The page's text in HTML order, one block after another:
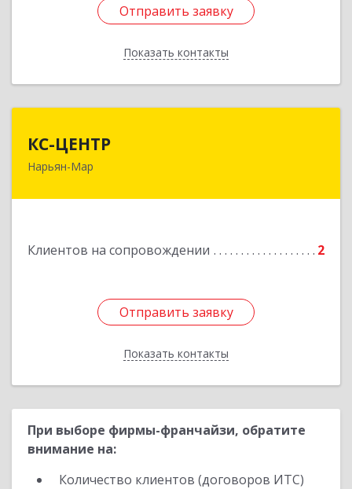
Отправить заявку
Показать контакты
Отправить заявку
Назад
КС-ЦЕНТР
Нарьян-Мар
Клиентов на сопровождении 2
Отправить заявку
Показать контакты
Отправить заявку
Назад
При выборе фирмы-франчайзи, обратите
внимание на:
Количество клиентов (договоров ИТС)